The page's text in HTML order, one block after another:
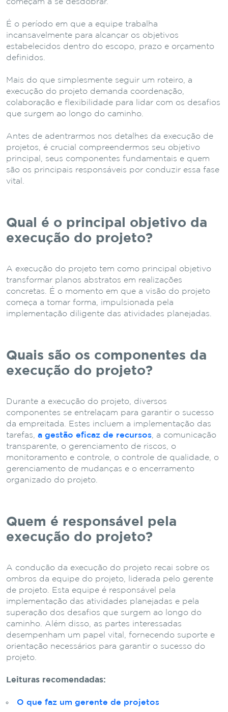
começam a se desdobrar.
É o período em que a equipe trabalha
incansavelmente para alcançar os objetivos
estabelecidos dentro do escopo, prazo e orçamento
definidos.
Mais do que simplesmente seguir um roteiro, a
execução do projeto demanda coordenação,
colaboração e flexibilidade para lidar com os desafios
que surgem ao longo do caminho.
Antes de adentrarmos nos detalhes da execução de
projetos, é crucial compreendermos seu objetivo
principal, seus componentes fundamentais e quem
são os principais responsáveis por conduzir essa fase
vital.
Qual é o principal objetivo da
execução do projeto?
A execução do projeto tem como principal objetivo
transformar planos abstratos em realizações
concretas. É o momento em que a visão do projeto
começa a tomar forma, impulsionada pela
implementação diligente das atividades planejadas.
Quais são os componentes da
execução do projeto?
Durante a execução do projeto, diversos
componentes se entrelaçam para garantir o sucesso
da empreitada. Estes incluem a implementação das
tarefas, a gestão eficaz de recursos , a comunicação
transparente, o gerenciamento de riscos, o
monitoramento e controle, o controle de qualidade, o
gerenciamento de mudanças e o encerramento
organizado do projeto.
Quem é responsável pela
execução do projeto?
A condução da execução do projeto recai sobre os
ombros da equipe do projeto, liderada pelo gerente
de projeto. Esta equipe é responsável pela
implementação das atividades planejadas e pela
superação dos desafios que surgem ao longo do
caminho. Além disso, as partes interessadas
desempenham um papel vital, fornecendo suporte e
orientação necessários para garantir o sucesso do
projeto.
Leituras recomendadas:
O que faz um gerente de projetos